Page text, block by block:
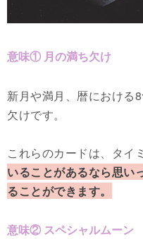
意味① 月の満ち欠け
新月や満月、暦における
欠けです。
これらのカードは、タイ
いることがあるなら思い
ることができます。
意味② スペシャルムーン